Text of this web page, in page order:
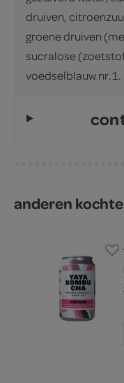
druiven,
groene druiven
sucralose
voedselblauw nr.1.
anderen